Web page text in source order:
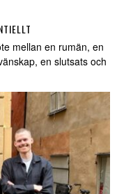
mellan en rumän, en
en slutsats och